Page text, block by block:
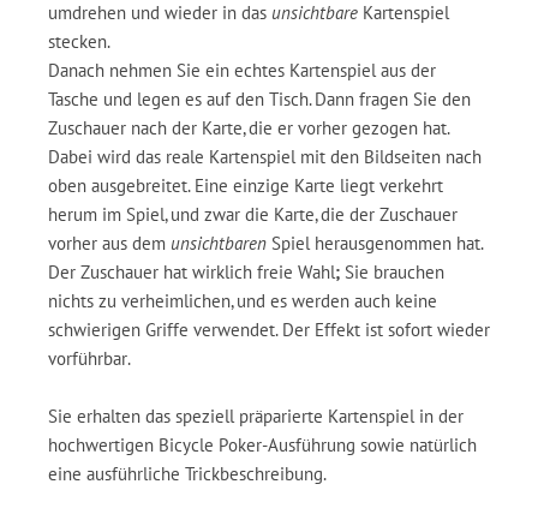
umdrehen und wieder in das unsichtbare Kartenspiel
stecken.
Danach nehmen Sie ein echtes Kartenspiel aus der
Tasche und legen es auf den Tisch. Dann fragen Sie den
Zuschauer nach der Karte, die er vorher gezogen hat.
Dabei wird das reale Kartenspiel mit den Bildseiten nach
oben ausgebreitet. Eine einzige Karte liegt verkehrt
herum im Spiel, und zwar die Karte, die der Zuschauer
vorher aus dem unsichtbaren Spiel herausgenommen hat.
Der Zuschauer hat wirklich freie Wahl; Sie brauchen
nichts zu verheimlichen, und es werden auch keine
schwierigen Griffe verwendet. Der Effekt ist sofort wieder
vorführbar.
Sie erhalten das speziell präparierte Kartenspiel in der
hochwertigen Bicycle Poker-Ausführung sowie natürlich
eine ausführliche Trickbeschreibung.